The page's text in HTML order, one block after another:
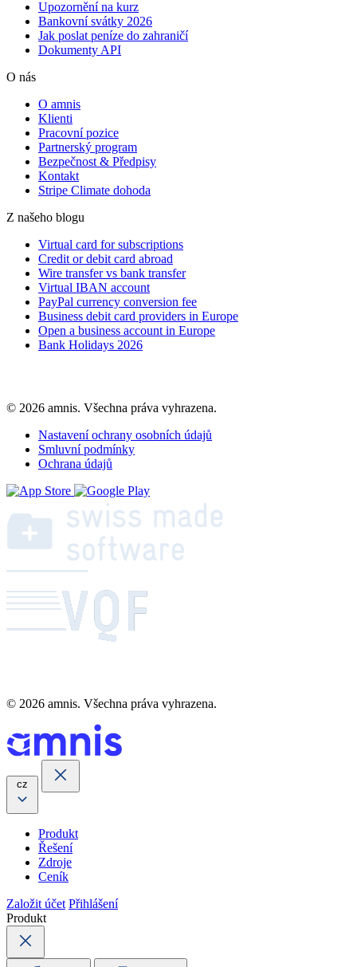
Upozornění na kurz
Bankovní svátky 2026
Jak poslat peníze do zahraničí
Dokumenty API
O nás
O amnis
Klienti
Pracovní pozice
Partnerský program
Bezpečnost & Předpisy
Kontakt
Stripe Climate dohoda
Z našeho blogu
Virtual card for subscriptions
Credit or debit card abroad
Wire transfer vs bank transfer
Virtual IBAN account
PayPal currency conversion fee
Business debit card providers in Europe
Open a business account in Europe
Bank Holidays 2026
© 2026 amnis. Všechna práva vyhrazena.
Nastavení ochrany osobních údajů
Smluvní podmínky
Ochrana údajů
© 2026 amnis. Všechna práva vyhrazena.
cz
Produkt
Řešení
Zdroje
Ceník
Založit účet Přihlášení
Produkt